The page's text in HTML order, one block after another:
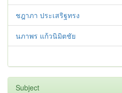
ชฎาภา ประเสริฐทรง
นภาพร แก้วนิมิตชัย
Subject